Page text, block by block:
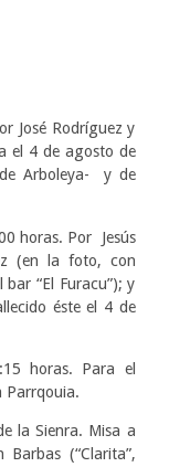
José Rodríguez y
el 4 de agosto de
Arboleya- y de
horas. Por Jesús
(en la foto, con
“El Furacu”); y
éste el 4 de
horas. Para el
Parrqouia.
la Sienra. Misa a
(“Clarita”,